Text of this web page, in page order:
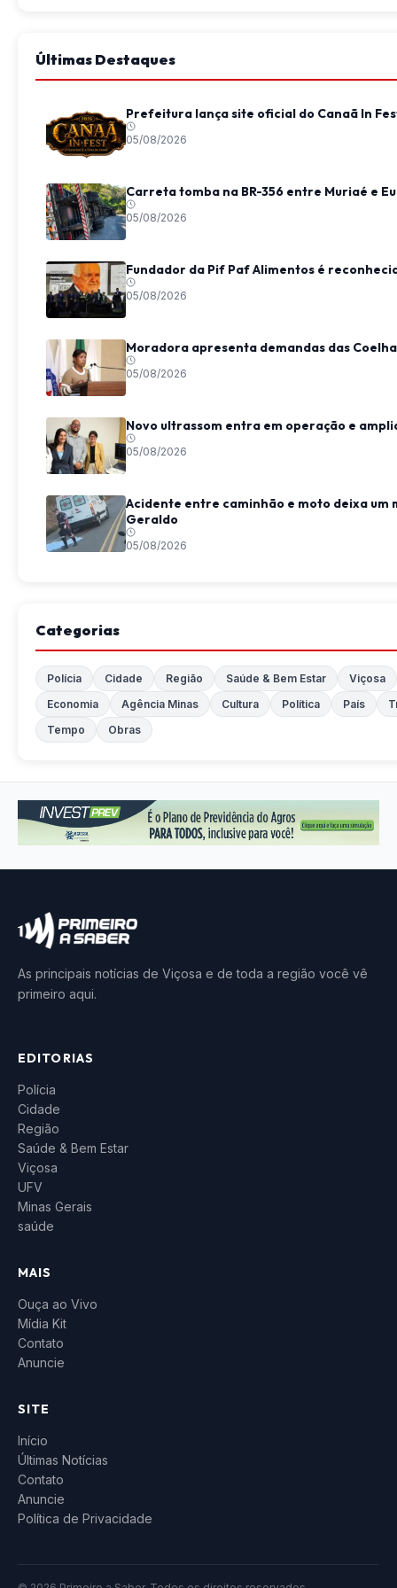
Últimas Destaques
Prefeitura lança site oficial do Canaã In
05/08/2026
Carreta tomba na BR-356 entre Muriaé e
05/08/2026
Fundador da Pif Paf Alimentos é
05/08/2026
Moradora apresenta demandas das
05/08/2026
Novo ultrassom entra em operação e
05/08/2026
Acidente entre caminhão e moto deixa um
Geraldo
05/08/2026
Categorias
Polícia Cidade Região Saúde & Bem Estar
Viçosa
Economia
Agência Minas Cultura Política País
Tempo
Obras
As principais notícias de Viçosa e de toda a região você vê
primeiro aqui.
EDITORIAS
Polícia
Cidade
Região
Saúde & Bem Estar
Viçosa
UFV
Minas Gerais
saúde
MAIS
Ouça ao Vivo
Mídia Kit
Contato
Anuncie
SITE
Início
Últimas Notícias
Contato
Anuncie
Política de Privacidade